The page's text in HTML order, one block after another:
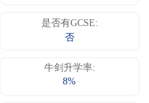
是否有GCSE:
否
牛剑升学率:
8%